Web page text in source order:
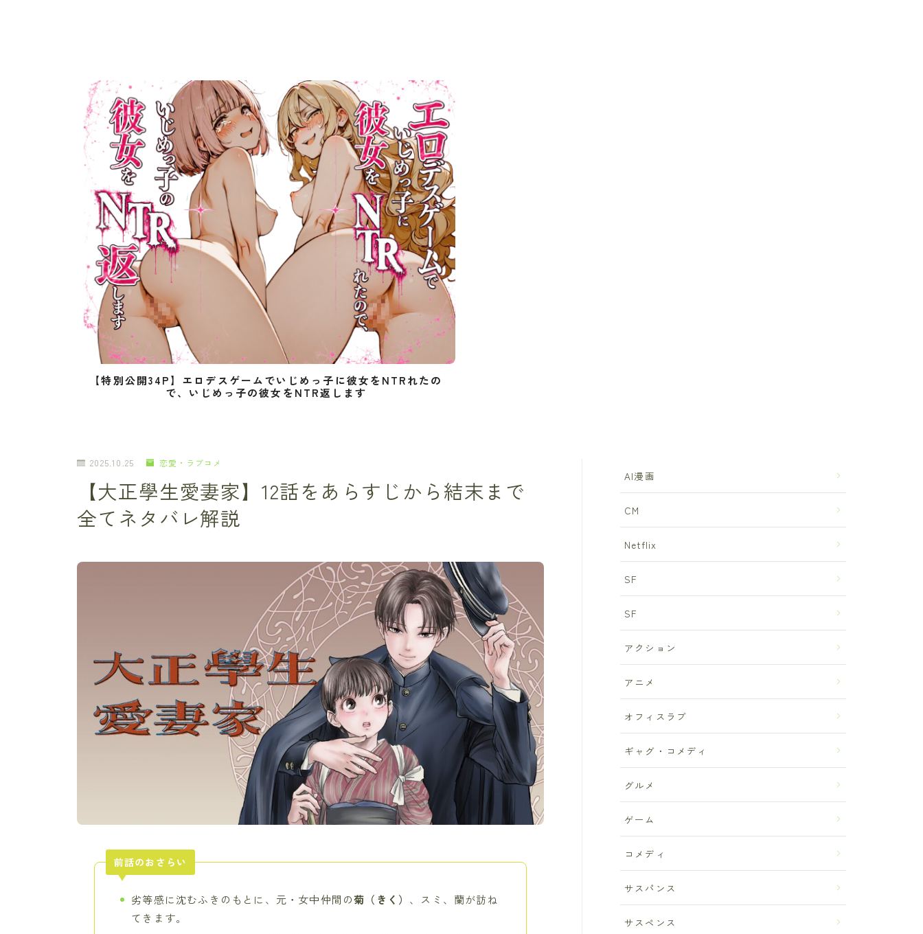
【特別公開34P】エロデスゲームでいじめっ子に彼女をNTRれたの
で、いじめっ子の彼女をNTR返します
2025.10.25 恋愛・ラブコメ
【大正學生愛妻家】12話をあらすじから結末まで
全てネタバレ解説
前話のおさらい
劣等感に沈むふきのもとに、元・女中仲間の菊（きく） 、スミ、蘭が訪ね
てきます。
AI漫画
CM
Netflix
SF
SF
アクション
アニメ
オフィスラブ
ギャグ・コメディ
グルメ
ゲーム
コメディ
サスパンス
サスペンス